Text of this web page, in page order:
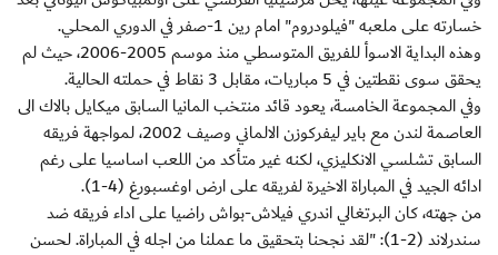
خسارته على ملعبه "فيلودروم" امام رين 1-صفر في الدوري المحلي.
وهذه البداية الاسوأ للفريق المتوسطي منذ موسم 2005-2006، حيث لم
يحقق سوى نقطتين في 5 مباريات، مقابل 3 نقاط في حملته الحالية.
وفي المجموعة الخامسة، يعود قائد منتخب المانيا السابق ميكايل بالاك الى
العاصمة لندن مع باير ليفركوزن الالماني وصيف 2002، لمواجهة فريقه
السابق تشلسي الانكليزي، لكنه غير متأكد من اللعب اساسيا على رغم
ادائه الجيد في المباراة الاخيرة لفريقه على ارض اوغسبورغ (4-1).
من جهته، كان البرتغالي اندري فيلاش-بواش راضيا على اداء فريقه ضد
سندرلاند (2-1): "لقد نجحنا بتحقيق ما عملنا من اجله في المباراة. لحسن